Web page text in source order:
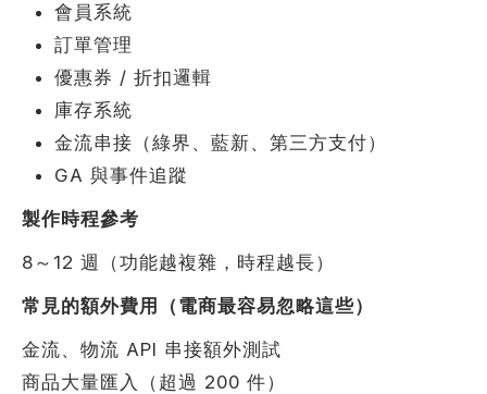
會員系統
訂單管理
優惠券 / 折扣邏輯
庫存系統
金流串接（綠界、藍新、第三方支付）
GA 與事件追蹤
製作時程參考
8～12 週（功能越複雜，時程越長）
常見的額外費用（電商最容易忽略這些）
金流、物流 API 串接額外測試
商品大量匯入（超過 200 件）